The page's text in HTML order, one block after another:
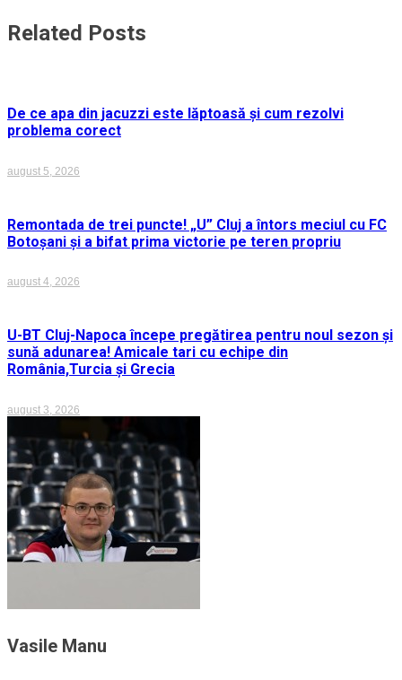
Related Posts
De ce apa din jacuzzi este lăptoasă și cum rezolvi
problema corect
august 5, 2026
Remontada de trei puncte! „U” Cluj a întors meciul cu FC
Botoșani și a bifat prima victorie pe teren propriu
august 4, 2026
U-BT Cluj-Napoca începe pregătirea pentru noul sezon și
sună adunarea! Amicale tari cu echipe din
România,Turcia și Grecia
august 3, 2026
Vasile Manu